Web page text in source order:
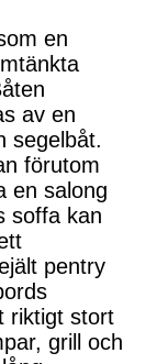
en
av en
segelbåt.
förutom
en salong
soffa kan
pentry
riktigt stort
grill och